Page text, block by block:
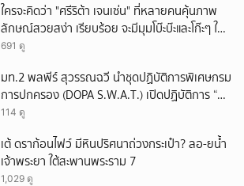
ใครจะคิดว่า "ศรีริต้า เจนเซ่น" ที่หลายคนคุ้นภาพ
ลักษณ์สวยสง่า เรียบร้อย จะมีมุมโบ๊ะบ๊ะและโก๊ะๆ ให้
ได้อมยิ้มเหมือนกัน งานนี้ทำเอาแฟนๆ ทั้งเอ็นดูทั้ง
691 ดู
มท.2 พลพีร์ สุวรรณฉวี นำชุดปฏิบัติการพิเศษกรม
การปกครอง (DOPA S.W.A.T.) เปิดปฏิบัติการ “บา
รมีโสธร” บุกจับผับเถื่อนอัพยา กลางเมืองแปดริ้ว
114 ดู
เต้ ดราก้อนไฟว์ มีหินปริศนาถ่วงกระเป๋า? ลอ-ยน้ำ
เจ้าพระยา ใต้สะพานพระราม 7
1,029 ดู